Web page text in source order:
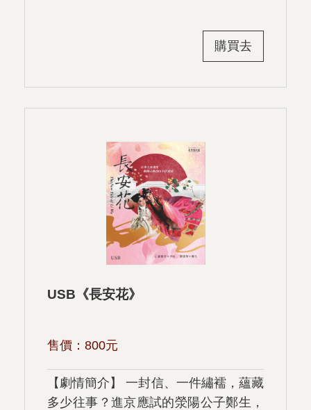
購買去
USB《長安花》
售價： 800元
【劇情簡介】 一封信、一件繡襦，蘊藏
多少往事？進京應試的滎陽公子鄭生，